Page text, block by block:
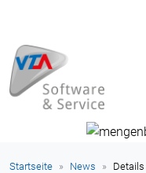
Startseite News Details